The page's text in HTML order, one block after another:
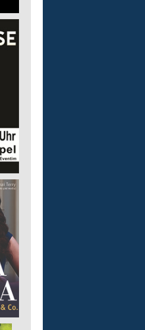
Mitarbeiter CNC-Fräsen